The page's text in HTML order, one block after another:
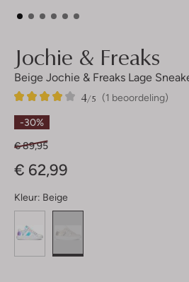
Jochie & Freaks
Beige Jochie & Freaks Lage
(1 beoordeling)
4/5
1
4
Sterren
-30%
€ 89,95
€ 62,99
Kleur: Beige